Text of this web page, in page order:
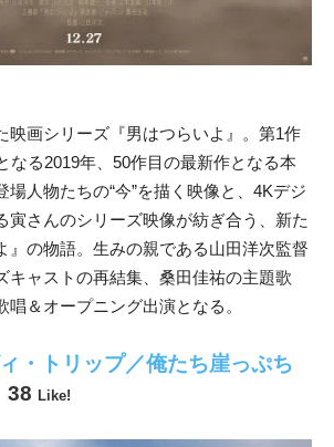
映画シリーズ『男はつらいよ』。第1作
なる2019年、50作目の最新作となる本
場人物たちの“今”を描く映像と、4Kデジ
寅さんのシリーズ映像が紡ぎ合う、新た
』の物語。生みの親である山田洋次監督
キャストの再結集、桑田佳祐の主題歌
唱＆オープニング出演となる。
・ トリップ／俺たち崖っぷち
38 Like!